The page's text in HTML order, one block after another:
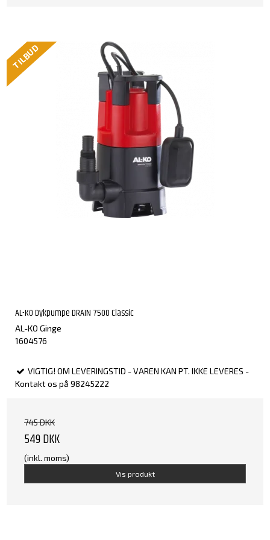
TILBUD
AL-KO Dykpumpe DRAIN 7500 Classic
AL-KO Ginge
1604576
VIGTIG! OM LEVERINGSTID - VAREN KAN PT. IKKE LEVERES -
Kontakt os på 98245222
745 DKK
549 DKK
(inkl. moms)
Vis produkt